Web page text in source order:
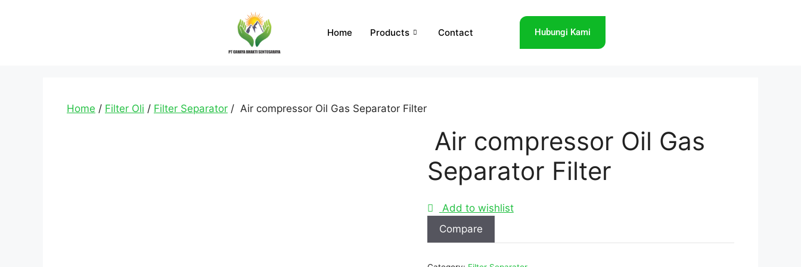
Home Products Contact Hubungi Kami
Home / Filter Oli / Filter Separator / Air compressor Oil Gas Separator Filter
Air compressor Oil Gas
Separator Filter
Add to wishlist
Compare